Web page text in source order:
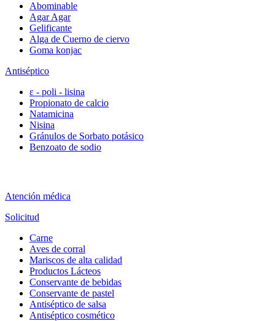
Abominable
Agar Agar
Gelificante
Alga de Cuerno de ciervo
Goma konjac
Antiséptico
ε - poli - lisina
Propionato de calcio
Natamicina
Nisina
Gránulos de Sorbato potásico
Benzoato de sodio
Atención médica
Solicitud
Carne
Aves de corral
Mariscos de alta calidad
Productos Lácteos
Conservante de bebidas
Conservante de pastel
Antiséptico de salsa
Antiséptico cosmético